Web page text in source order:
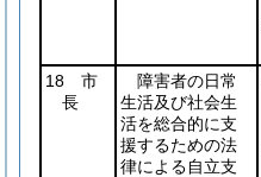
18 市
長
障害者の日常
生活及び社会生
活を総合的に支
援するための法
律による自立支